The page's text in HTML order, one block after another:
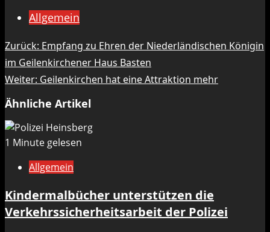
Allgemein
Beitragsnavigation
Zurück: Empfang zu Ehren der Niederländischen Königin
im Geilenkirchener Haus Basten
Weiter: Geilenkirchen hat eine Attraktion mehr
Ähnliche Artikel
1 Minute gelesen
Allgemein
Kindermalbücher unterstützen die
Verkehrssicherheitsarbeit der Polizei